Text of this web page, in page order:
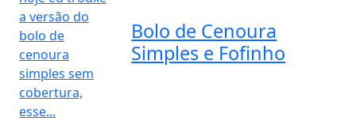
Bolo de Cenoura
Simples e Fofinho